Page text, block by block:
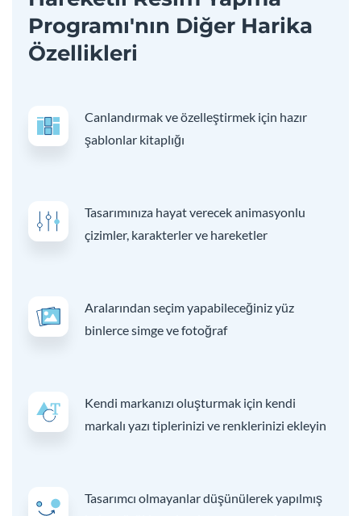
Programı'nın Diğer Harika
Özellikleri
Canlandırmak ve özelleştirmek için hazır
şablonlar kitaplığı
Tasarımınıza hayat verecek animasyonlu
çizimler, karakterler ve hareketler
Aralarından seçim yapabileceğiniz yüz
binlerce simge ve fotoğraf
Kendi markanızı oluşturmak için kendi
markalı yazı tiplerinizi ve renklerinizi ekleyin
Tasarımcı olmayanlar düşünülerek yapılmış